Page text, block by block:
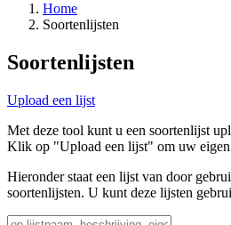
Home
Soortenlijsten
Soortenlijsten
Upload een lijst
Met deze tool kunt u een soortenlijst
Klik op "Upload een lijst" om uw eigen
Hieronder staat een lijst van door
soortenlijsten. U kunt deze lijsten